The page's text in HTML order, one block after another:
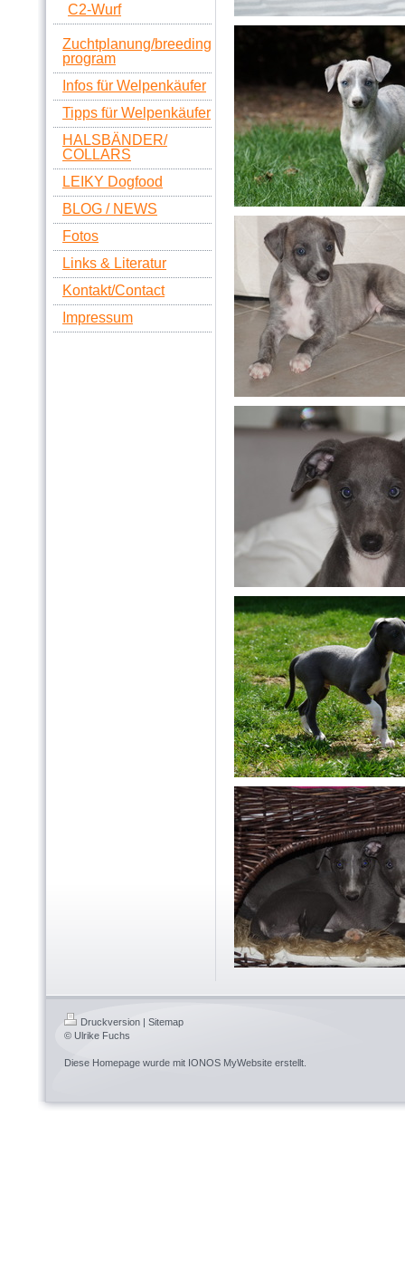
C2-Wurf
Zuchtplanung/breeding
program
Infos für Welpenkäufer
Tipps für Welpenkäufer
HALSBÄNDER/
COLLARS
LEIKY Dogfood
BLOG / NEWS
Fotos
Links & Literatur
Kontakt/Contact
Impressum
Druckversion | Sitemap
© Ulrike Fuchs
Diese Homepage wurde mit IONOS MyWebsite erstellt.